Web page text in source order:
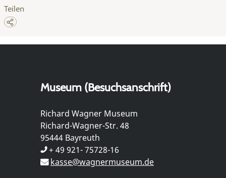
Teilen
Museum (Besuchsanschrift)
Richard Wagner Museum
Richard-Wagner-Str. 48
95444 Bayreuth
+ 49 921- 75728-16
kasse@wagnermuseum.de